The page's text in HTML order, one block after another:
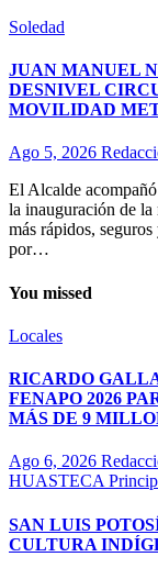
Soledad
JUAN MANUEL
DESNIVEL
MOVILIDAD
Ago 5, 2026
El Alcalde
la inauguración de la
más rápidos,
por…
You missed
Locales
RICARDO
FENAPO 2026
MÁS DE 9
Ago 6, 2026
HUASTECA
SAN LUIS
CULTURA